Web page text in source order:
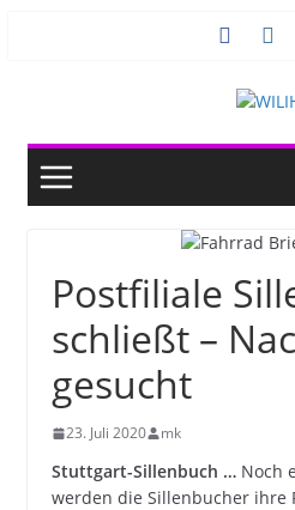
Postfiliale
schließt –
gesucht
23. Juli 2020 mk
Stuttgart-Sillenbuch … Noch
werden die Sillenbucher ihre